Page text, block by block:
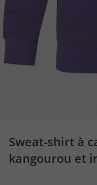
Sweat-shirt à
kangourou et